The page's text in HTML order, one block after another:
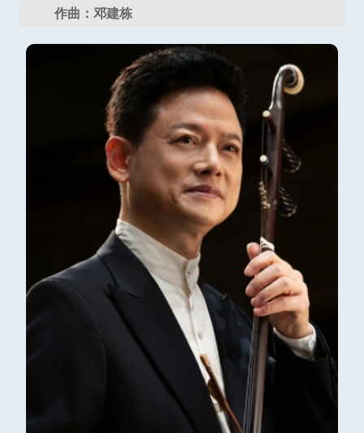
作曲：邓建栋